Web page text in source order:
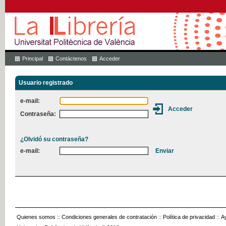
Principal Contáctenos Acceder
Usuario registrado
e-mail:
Contraseña:
¿Olvidó su contraseña?
e-mail:
Quienes somos :: Condiciones generales de contratación :: Política de privacidad ::